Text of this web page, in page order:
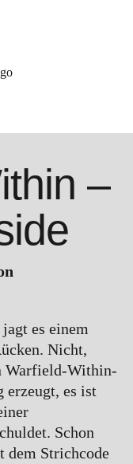
–
es einem
Nicht,
Warfield-Within-
erzeugt, es ist
Schon
dem Strichcode